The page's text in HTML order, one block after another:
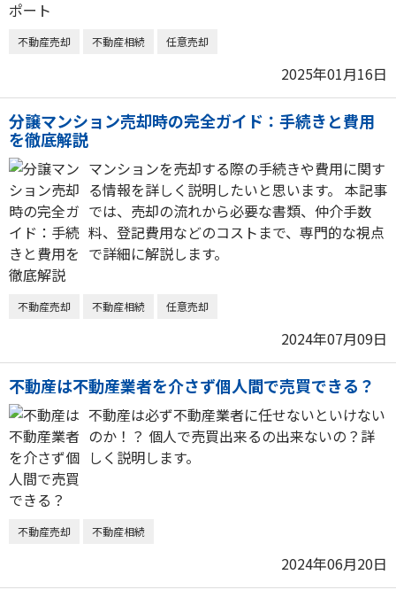
不動産売却 不動産相続 任意売却
2025年01月16日
分譲マンション売却時の完全ガイド：手続きと費用
を徹底解説
マンションを売却する際の手続きや費用に関す
る情報を詳しく説明したいと思います。 本記事
では、売却の流れから必要な書類、仲介手数
料、登記費用などのコストまで、専門的な視点
で詳細に解説します。
不動産売却 不動産相続 任意売却
2024年07月09日
不動産は不動産業者を介さず個人間で売買できる？
不動産は必ず不動産業者に任せないといけない
のか！？ 個人で売買出来るの出来ないの？詳
しく説明します。
不動産売却 不動産相続
2024年06月20日